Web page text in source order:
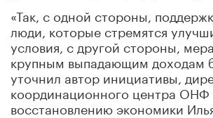
«Так, с одной стороны,
люди, которые стремятся
условия, с другой стороны,
крупным выпадающим доходам
уточнил автор инициативы,
координационного центра ОНФ
восстановлению экономики